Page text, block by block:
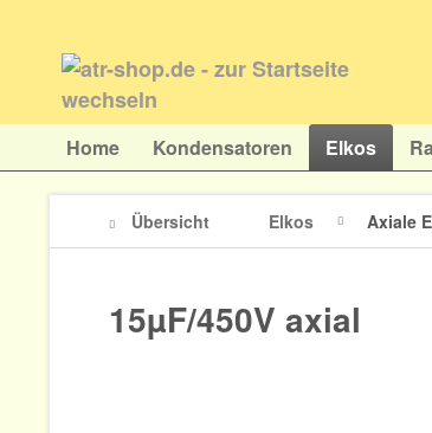
Home Kondensatoren Elkos
Übersicht Elkos Axiale
15µF/450V axial